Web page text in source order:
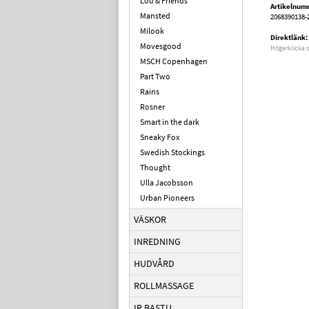
Mansted
Milook
Movesgood
MSCH Copenhagen
Part Two
Rains
Rosner
Smart in the dark
Sneaky Fox
Swedish Stockings
Thought
Ulla Jacobsson
Urban Pioneers
VÄSKOR
INREDNING
HUDVÅRD
ROLLMASSAGE
Direktlänk:
Högerklicka